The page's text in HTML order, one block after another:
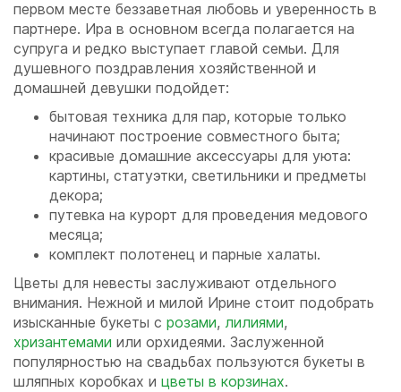
первом месте беззаветная любовь и уверенность в
партнере. Ира в основном всегда полагается на
супруга и редко выступает главой семьи. Для
душевного поздравления хозяйственной и
домашней девушки подойдет:
бытовая техника для пар, которые только
начинают построение совместного быта;
красивые домашние аксессуары для уюта:
картины, статуэтки, светильники и предметы
декора;
путевка на курорт для проведения медового
месяца;
комплект полотенец и парные халаты.
Цветы для невесты заслуживают отдельного
внимания. Нежной и милой Ирине стоит подобрать
изысканные букеты с розами, лилиями,
хризантемами или орхидеями. Заслуженной
популярностью на свадьбах пользуются букеты в
шляпных коробках и цветы в корзинах.